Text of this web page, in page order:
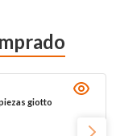
giotto